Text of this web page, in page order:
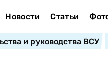
Новости Статьи
и руководства ВСУ